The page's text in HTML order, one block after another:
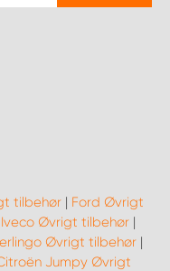
tilbehør | Ford Øvrigt
Iveco Øvrigt tilbehør|
Øvrigt tilbehør |
Jumpy Øvrigt